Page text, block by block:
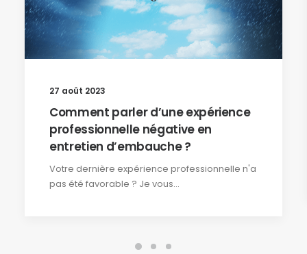
27 août 2023
Comment parler d’une expérience
professionnelle négative en
entretien d’embauche ?
Votre dernière expérience professionnelle n'a
pas été favorable ? Je vous…